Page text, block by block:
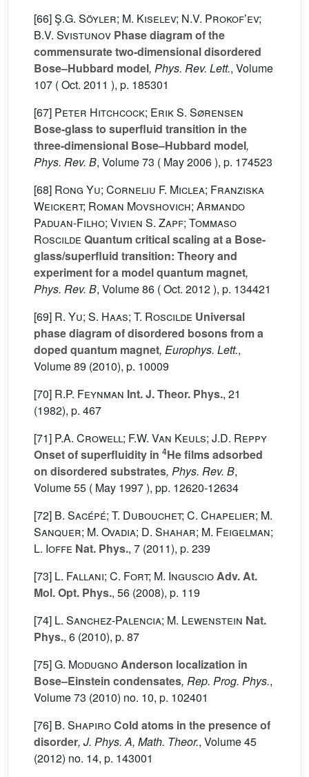
[66]Ş.G. Söyler; M. Kiselev; N.V. Prokofʼev;
B.V. Svistunov Phase diagram of the
commensurate two-dimensional disordered
Bose–Hubbard model, Phys. Rev. Lett., Volume
107 ( Oct. 2011 ), p. 185301
[67] Peter Hitchcock; Erik S. Sørensen
Bose-glass to superfluid transition in the
three-dimensional Bose–Hubbard model,
Phys. Rev. B, Volume 73 ( May 2006 ), p. 174523
[68] Rong Yu; Corneliu F. Miclea; Franziska
Weickert; Roman Movshovich; Armando
Paduan-Filho; Vivien S. Zapf; Tommaso
Roscilde Quantum critical scaling at a Bose-
glass/superfluid transition: Theory and
experiment for a model quantum magnet,
Phys. Rev. B, Volume 86 ( Oct. 2012 ), p. 134421
[69] R. Yu; S. Haas; T. Roscilde Universal
phase diagram of disordered bosons from a
doped quantum magnet, Europhys. Lett.,
Volume 89 (2010), p. 10009
[70] R.P. Feynman Int. J. Theor. Phys., 21
(1982), p. 467
[71] P.A. Crowell; F.W. Van Keuls; J.D. Reppy
Onset of superfluidity in 4He films adsorbed
on disordered substrates, Phys. Rev. B,
Volume 55 ( May 1997 ), pp. 12620-12634
[72] B. Sacépé; T. Dubouchet; C. Chapelier; M.
Sanquer; M. Ovadia; D. Shahar; M. Feigelman;
L. Ioffe Nat. Phys., 7 (2011), p. 239
[73] L. Fallani; C. Fort; M. InguscioAdv. At.
Mol. Opt. Phys., 56 (2008), p. 119
[74] L. Sanchez-Palencia; M. Lewenstein Nat.
Phys., 6 (2010), p. 87
[75]G. ModugnoAnderson localization in
Bose–Einstein condensates, Rep. Prog. Phys.,
Volume 73 (2010) no. 10, p. 102401
[76] B. ShapiroCold atoms in the presence of
disorder, J. Phys. A, Math. Theor., Volume 45
(2012) no. 14, p. 143001